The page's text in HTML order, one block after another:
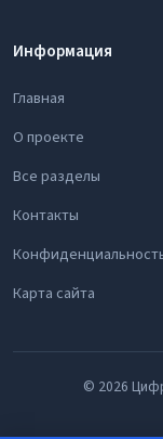
Информация
Главная
О проекте
Все разделы
Контакты
Карта сайта
© 2026